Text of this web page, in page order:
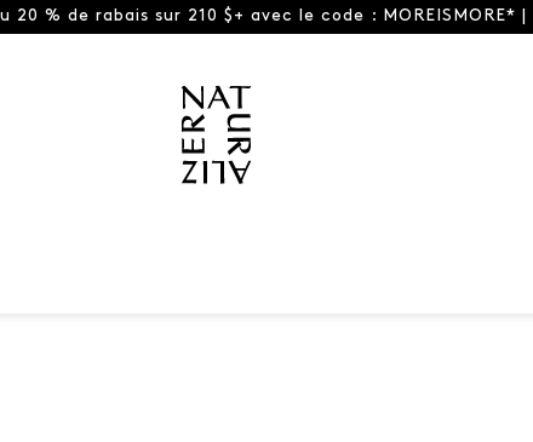
20 % de rabais sur 210 $+ avec le code : MOREISMORE* |